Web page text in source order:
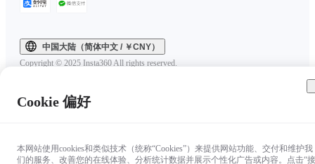
中国大陆（简体中文 / ￥CNY）
Copyright © 2025 Insta360 All rights reserved.
Cookie 偏好
本网站使用cookies和类似技术（统称“Cookies”）来提供网站功能、交付和维护我
们的服务、改善您的在线体验、分析统计数据并展示个性化广告或内容。点击“接